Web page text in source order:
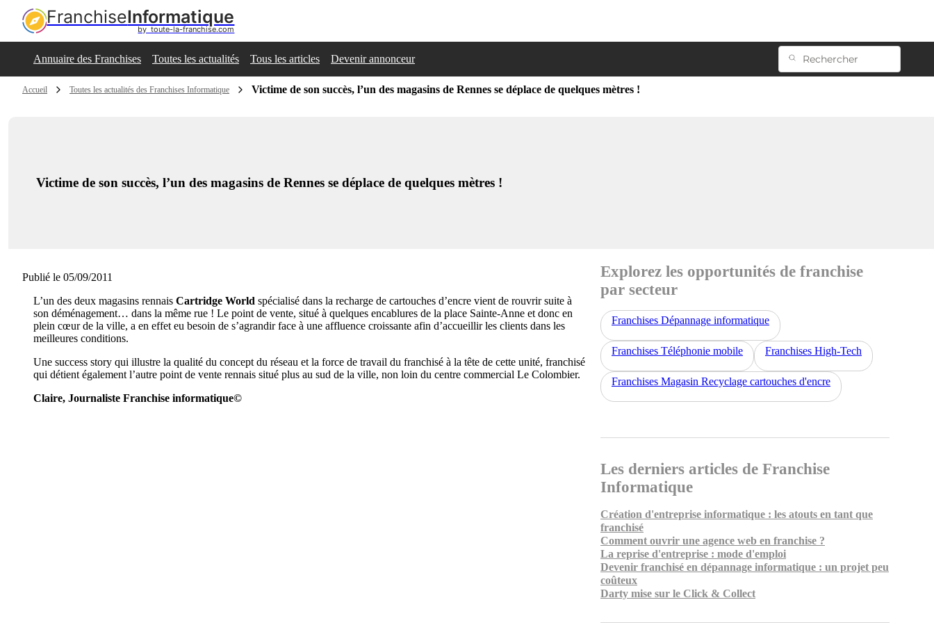
FranchiseInformatique
by  toute-la-franchise.com
Annuaire des Franchises Toutes les actualités Tous les articles Devenir annonceur
Accueil Toutes les actualités des Franchises Informatique Victime de son succès, l’un des magasins de Rennes se déplace de quelques mètres !
Victime de son succès, l’un des magasins de Rennes se déplace de quelques mètres !
Publié le 05/09/2011
L’un des deux magasins rennais Cartridge World spécialisé dans la recharge de cartouches d’encre vient de rouvrir suite à
son déménagement… dans la même rue ! Le point de vente, situé à quelques encablures de la place Sainte-Anne et donc en
plein cœur de la ville, a en effet eu besoin de s’agrandir face à une affluence croissante afin d’accueillir les clients dans les
meilleures conditions.
Une success story qui illustre la qualité du concept du réseau et la force de travail du franchisé à la tête de cette unité, franchisé
qui détient également l’autre point de vente rennais situé plus au sud de la ville, non loin du centre commercial Le Colombier.
Claire, Journaliste Franchise informatique©
Explorez les opportunités de franchise
par secteur
Franchises Dépannage informatique
Franchises Téléphonie mobile Franchises High-Tech
Franchises Magasin Recyclage cartouches d'encre
Les derniers articles de Franchise
Informatique
Création d'entreprise informatique : les atouts en tant que
franchisé
Comment ouvrir une agence web en franchise ?
La reprise d'entreprise : mode d'emploi
Devenir franchisé en dépannage informatique : un projet peu
coûteux
Darty mise sur le Click & Collect